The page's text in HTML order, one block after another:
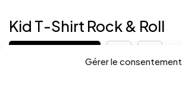
Gérer le consentement
Kid T-Shirt Rock & Roll